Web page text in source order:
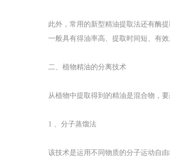
此外，常用的新型精油提取法还有酶
一般具有得油率高、提取时间短、有
二、植物精油的分离技术
从植物中提取得到的精油是混合物，
1 、分子蒸馏法
该技术是运用不同物质的分子运动自